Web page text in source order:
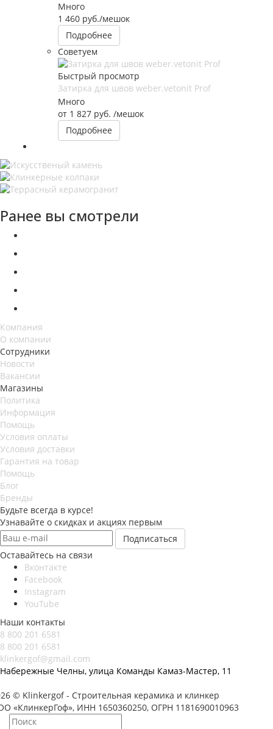
Много
1 460 руб./мешок
Подробнее
Советуем
Быстрый просмотр
Затирка для швов weber.vetonit Prof
Много
от 1 827 руб. /мешок
Подробнее
Ранее вы смотрели
Компания
О компании
Сотрудники
Новости
Вакансии
Магазины
Политика
Информация
Помощь
Условия оплаты
Условия доставки
Гарантия на товар
Помощь
Блог
Бренды
Будьте всегда в курсе!
Узнавайте о скидках и акциях первым
Оставайтесь на связи
Вконтакте
Facebook
Instagram
YouTube
Наши контакты
8 800 201 6581
8 800 201 6581
klinkergof@gmail.com
Набережные Челны, улица Команды Камаз-Мастер, 11
© Klinkergof - Строительная керамика и клинкер
«КлинкерГоф», ИНН 1650360250, ОГРН 1181690010963